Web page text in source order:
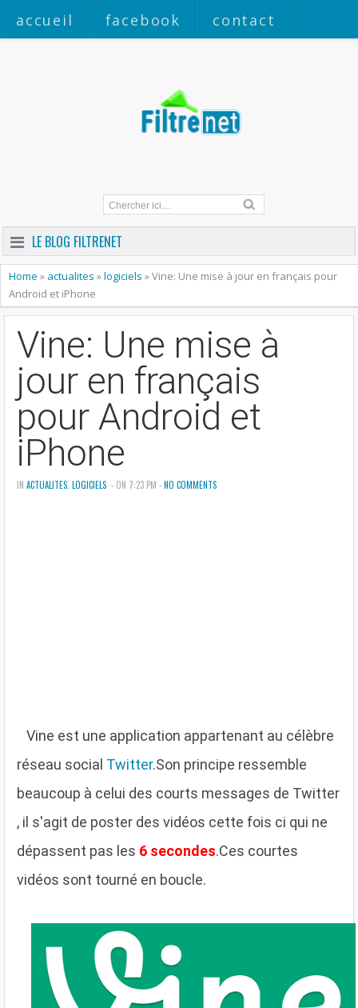
accueil facebook contact
LE BLOG FILTRENET
Home » actualites »logiciels »Vine: Une mise à jour en français pour
Android et iPhone
Vine: Une mise à
jour en français
pour Android et
iPhone
IN ACTUALITES LOGICIELS - ON 7:23 PM -NO COMMENTS
Vine est une application appartenant au célèbre
réseau social Twitter.Son principe ressemble
beaucoup à celui des courts messages de Twitter
, il s'agit de poster des vidéos cette fois ci qui ne
dépassent pas les 6 secondes.Ces courtes
vidéos sont tourné en boucle.